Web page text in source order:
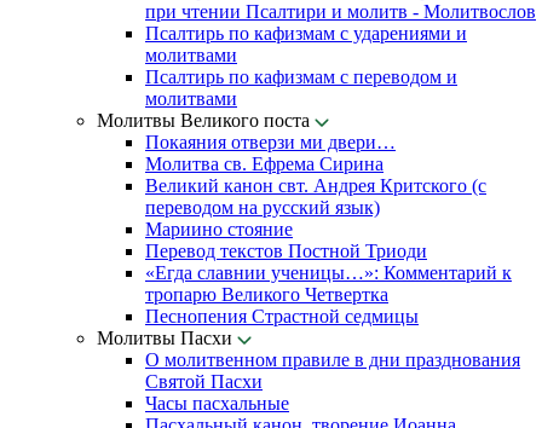
при чтении Псалтири и молитв - Молитвослов
Псалтирь по кафизмам с ударениями и
молитвами
Псалтирь по кафизмам с переводом и
молитвами
Молитвы Великого поста
Покаяния отверзи ми двери…
Молитва св. Ефрема Сирина
Великий канон свт. Андрея Критского (с
переводом на русский язык)
Мариино стояние
Перевод текстов Постной Триоди
«Егда славнии ученицы…»: Комментарий к
тропарю Великого Четвертка
Песнопения Страстной седмицы
Молитвы Пасхи
О молитвенном правиле в дни празднования
Святой Пасхи
Часы пасхальные